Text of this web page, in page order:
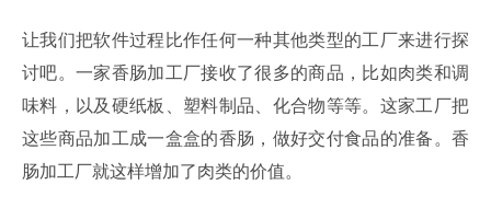
让我们把软件过程比作任何一种其他类型的工厂来进行探
讨吧。一家香肠加工厂接收了很多的商品，比如肉类和调
味料，以及硬纸板、塑料制品、化合物等等。这家工厂把
这些商品加工成一盒盒的香肠，做好交付食品的准备。香
肠加工厂就这样增加了肉类的价值。